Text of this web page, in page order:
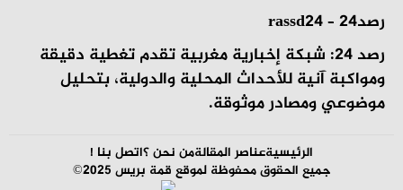
رصد24 – rassd24
رصد 24: شبكة إخبارية مغربية تقدم تغطية دقيقة
ومواكبة آنية للأحداث المحلية والدولية، بتحليل
موضوعي ومصادر موثوقة.
الرئيسيةعناصر المقالةمن نحن ؟اتصل بنا !
جميع الحقوق محفوظة لموقع قمة بريس 2025©